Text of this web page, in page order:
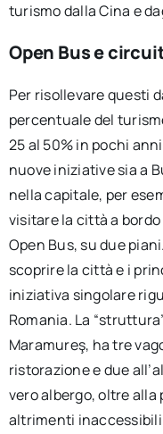
turismo dalla Cina e
Open Bus e
Per risollevare questi
percentuale del
25 al 50% in pochi
nuove iniziative sia a
nella capitale, per
visitare la città a
Open Bus, su due
scoprire la città e i
iniziativa singolare
Romania. La
Maramureş, ha tre
ristorazione e due
vero albergo, oltre
altrimenti